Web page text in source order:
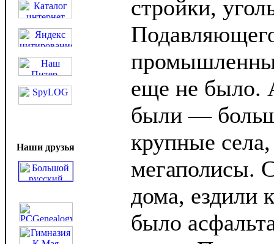
Наши друзья
стройки,
еще не было.
были —
крупные
мегаполисы.
дома, ездили
было